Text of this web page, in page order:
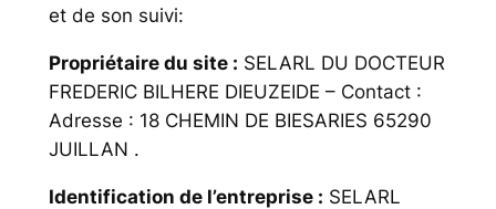
et de son suivi:
Propriétaire du site : SELARL DU DOCTEUR
FREDERIC BILHERE DIEUZEIDE – Contact :
Adresse : 18 CHEMIN DE BIESARIES 65290
JUILLAN .
Identification de l’entreprise : SELARL